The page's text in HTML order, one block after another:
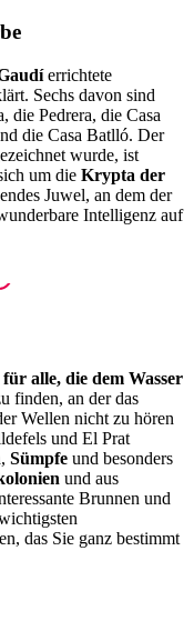
errichtete
Sechs davon sind
die Pedrera, die Casa
die Casa Batlló. Der
wurde, ist
um die Krypta der
Juwel, an dem der
Intelligenz auf
alle, die dem Wasser
finden, an der das
Wellen nicht zu hören
und El Prat
, Sümpfe und besonders
und aus
Brunnen und
das Sie ganz bestimmt